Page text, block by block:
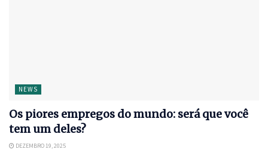
NEWS
Os piores empregos do mundo: será que você
tem um deles?
DEZEMBRO 19, 2025